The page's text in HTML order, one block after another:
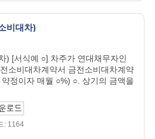
비대차)
) [서식예 ○] 차주가 연대채무자인
소비대차계약서 금전소비대차계약
정이자 매월 ○%) ○. 상기의 금액을
: 1164